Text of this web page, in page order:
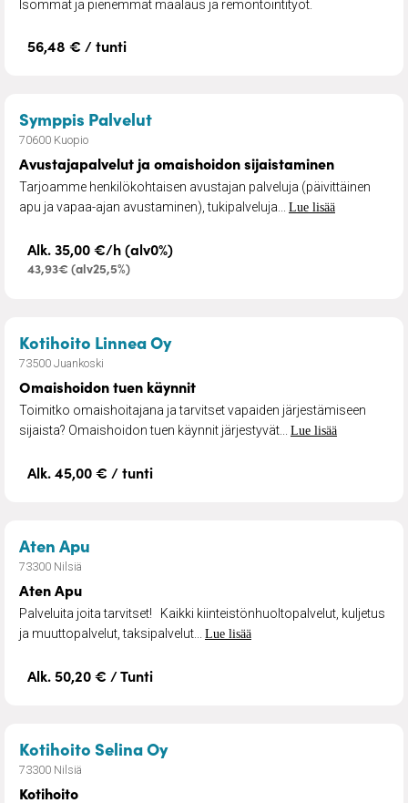
Isommat ja pienemmät maalaus ja remontointityöt.
56,48 € / tunti
Symppis Palvelut– Avustajapalvelut ja
70600 Kuopio
Avustajapalvelut ja omaishoidon sijaistaminen
Tarjoamme henkilökohtaisen avustajan palveluja (päivittäinen
apu ja vapaa-ajan avustaminen), tukipalveluja... Lue lisää
Alk. 35,00 €/h (alv0%)
43,93€ (alv25,5%)
Kotihoito Linnea Oy– Omaishoidon tuen käynnit
73500 Juankoski
Omaishoidon tuen käynnit
Toimitko omaishoitajana ja tarvitset vapaiden järjestämiseen
sijaista? Omaishoidon tuen käynnit järjestyvät... Lue lisää
Alk. 45,00 € / tunti
Aten Apu
73300 Nilsiä
Aten Apu
Palveluita joita tarvitset! Kaikki kiinteistönhuoltopalvelut, kuljetus
ja muuttopalvelut, taksipalvelut... Lue lisää
Alk. 50,20 € / Tunti
Kotihoito Selina Oy– Kotihoito
73300 Nilsiä
Kotihoito